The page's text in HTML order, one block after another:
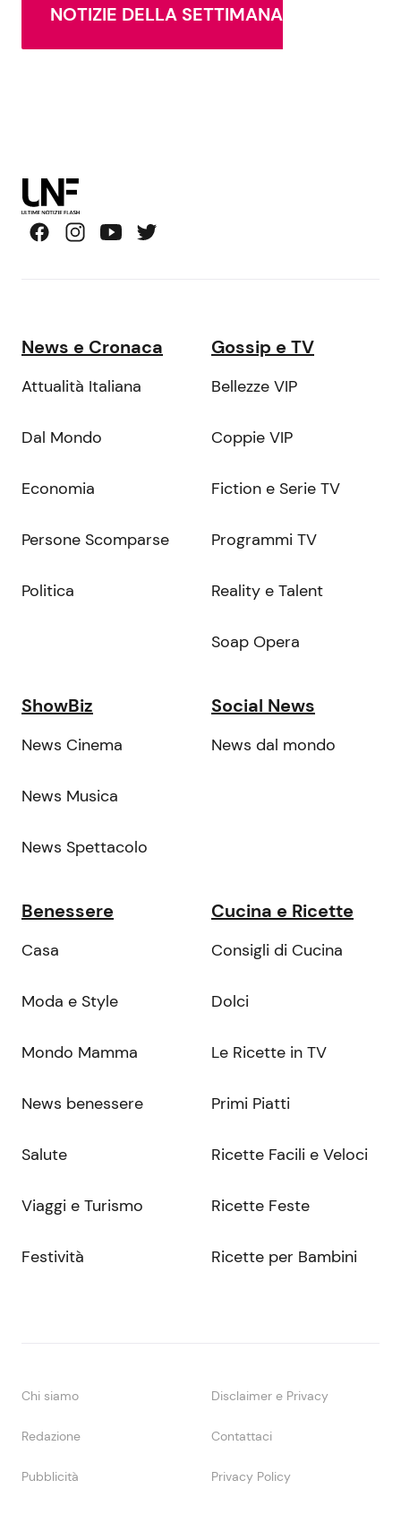
NOTIZIE DELLA SETTIMANA
News e Cronaca
Attualità Italiana
Dal Mondo
Economia
Persone Scomparse
Politica
Gossip e TV
Bellezze VIP
Coppie VIP
Fiction e Serie TV
Programmi TV
Reality e Talent
Soap Opera
ShowBiz
News Cinema
News Musica
News Spettacolo
Social News
News dal mondo
Benessere
Casa
Moda e Style
Mondo Mamma
News benessere
Salute
Viaggi e Turismo
Festività
Cucina e Ricette
Consigli di Cucina
Dolci
Le Ricette in TV
Primi Piatti
Ricette Facili e Veloci
Ricette Feste
Ricette per Bambini
Chi siamo Disclaimer e Privacy
Redazione Contattaci
Pubblicità Privacy Policy